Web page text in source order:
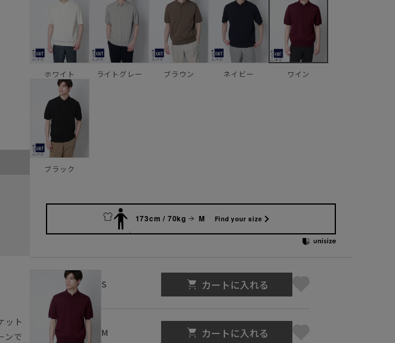
ット
ンで
ホワイト ライトグレー ブラウン ネイビー ワイン
ブラック
173cm / 70kg M Find your size
S カートに入れる
M カートに入れる